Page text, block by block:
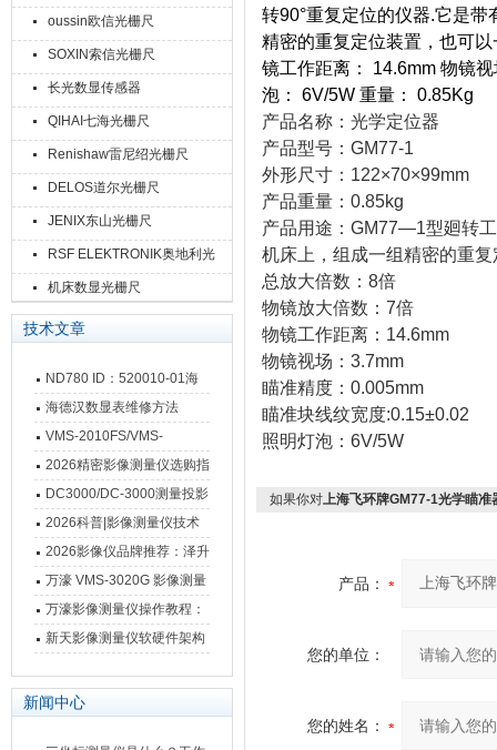
oussin欧信光栅尺
SOXIN索信光栅尺
长光数显传感器
QIHAI七海光栅尺
Renishaw雷尼绍光栅尺
DELOS道尔光栅尺
JENIX东山光栅尺
RSF ELEKTRONIK奥地利光
栅尺
机床数显光栅尺
技术文章
ND780 ID：520010-01海
德汉数显表故障维修内容
海德汉数显表维修方法
VMS-2010FS/VMS-
3020FS/VMS-4030FS手动
影像测量仪技术参数
2026精密影像测量仪选购指
南 靠谱品牌一站式选型推荐
DC3000/DC-3000测量投影
仪万濠数据处理器数显表故
障维修方法
2026科普|影像测量仪技术
原理、分类及选型应用
2026影像仪品牌推荐：泽升
影像测量仪选型指南
万濠 VMS-3020G 影像测量
仪技术规格与应用解析
万濠影像测量仪操作教程：
从开机到出报告，新手也能
新天影像测量仪软硬件架构
新闻中心
转90°重复定位的仪器.它是
精密的重复定位装置，也可
镜工作距离： 14.6mm 物镜
泡： 6V/5W 重量： 0.85Kg
产品名称：光学定位器
产品型号： GM77-1
外形尺寸： 122×70×99mm
产品重量： 0.85kg
产品用途： GM77—1型廻转
机床上，组成一组精密的重
总放大倍数： 8倍
物镜放大倍数： 7倍
物镜工作距离： 14.6mm
物镜视场： 3.7mm
瞄准精度： 0.005mm
瞄准块线纹宽度:0.15±0.02
照明灯泡： 6V/5W
如果你对上海飞环牌GM77-1光学瞄准
产品：
您的单位：
您的姓名：